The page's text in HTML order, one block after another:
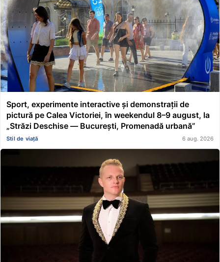
Sport, experimente interactive și demonstrații de
pictură pe Calea Victoriei, în weekendul 8–9 august, la
„Străzi Deschise — București, Promenadă urbană”
Stil de viață 6 aug. 2026